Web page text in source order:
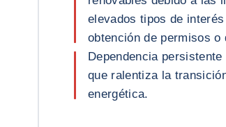
elevados tipos de
obtención de permisos o
Dependencia
que ralentiza la
energética.